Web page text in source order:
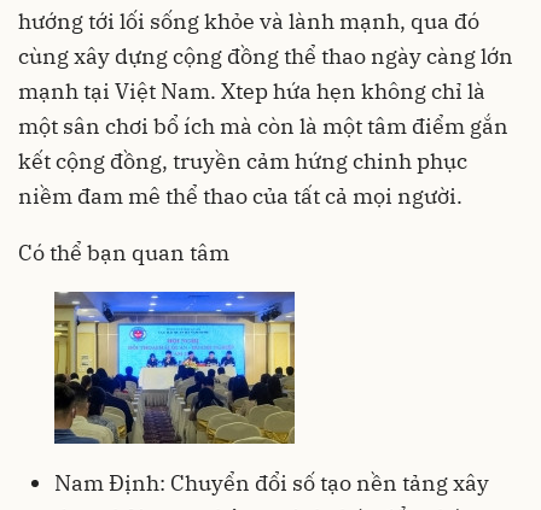
hướng tới lối sống khỏe và lành mạnh, qua đó
cùng xây dựng cộng đồng thể thao ngày càng lớn
mạnh tại Việt Nam. Xtep hứa hẹn không chỉ là
một sân chơi bổ ích mà còn là một tâm điểm gắn
kết cộng đồng, truyền cảm hứng chinh phục
niềm đam mê thể thao của tất cả mọi người.
Có thể bạn quan tâm
Nam Định: Chuyển đổi số tạo nền tảng xây